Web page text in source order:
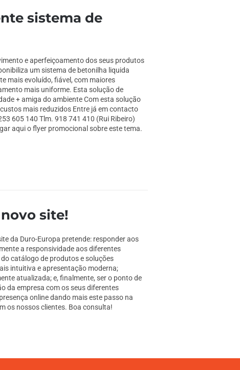
sistema de
e aperfeiçoamento dos seus produtos
um sistema de betonilha liquida
mais evoluído, fiável, com maiores
mais uniforme. Esta solução de
+ amiga do ambiente Com esta solução
mais reduzidos Entre já em contacto
605 140 Tlm. 918 741 410 (Rui Ribeiro)
aqui o flyer promocional sobre este tema.
site!
da Duro-Europa pretende: responder aos
a responsividade aos diferentes
catálogo de produtos e soluções
intuitiva e apresentação moderna;
atualizada; e, finalmente, ser o ponto de
da empresa com os seus diferentes
online dando mais este passo na
os nossos clientes. Boa consulta!